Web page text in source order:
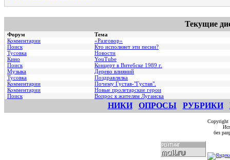
Текущие
Форум
Тема
Комментарии
«Разговор»
Поиск
Кто исполняет эти песни?
Тусовка
Новости
Кино
YouTube
Поиск
Концерт в Витебске 1989 г.
Музыка
Дерево влияний
Тусовка
Поздравлялка
Комментарии
Почему Густав-"Густав".
Комментарии
Hовые пролетарские герои
Поиск
Вопрос к жителям Луганска
НИКИ ОПРОСЫ РУБРИКИ
без